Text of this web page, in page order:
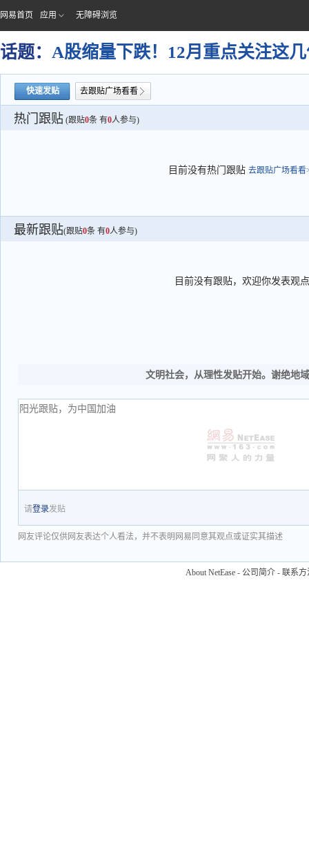
网易首页 应用 无障碍浏览
话题： A股缩量下跌！12月重点关注这
快速发贴 去跟贴广场看看
热门跟贴 (跟贴0条 有0人参与)
目前没有热门跟贴 去跟贴广场看看
最新跟贴(跟贴0条 有0人参与)
目前没有跟贴，欢迎你发表观点
文明社会，从理性发贴开始。谢绝地
请登录发贴
网友评论仅供网友表达个人看法，并不表明网易同意其观点或证实其描述
About NetEase - 公司简介 - 联系方